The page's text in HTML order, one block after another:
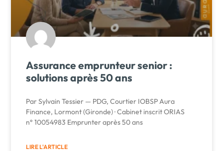
Assurance emprunteur senior :
solutions après 50 ans
Par Sylvain Tessier — PDG, Courtier IOBSP Aura
Finance, Lormont (Gironde) · Cabinet inscrit ORIAS
n° 10054983 Emprunter après 50 ans
LIRE L'ARTICLE